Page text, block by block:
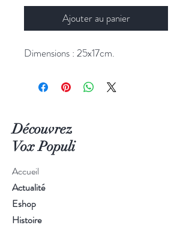
Ajouter au panier
Dimensions : 25x17cm.
Découvrez
Vox Populi
Accueil
Actualité
Eshop
Histoire